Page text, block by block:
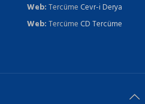
Web:Tercüme Cevr-i Derya
Web:Tercüme CD Tercüme